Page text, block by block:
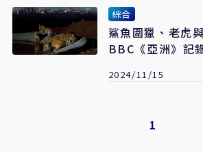
綜合
鯊魚圍獵、老虎
BBC《亞洲》記
2024/11/15
1